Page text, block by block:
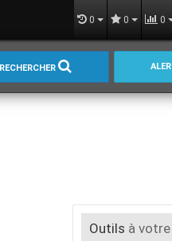
0 0 0
RECHERCHER
Outils à